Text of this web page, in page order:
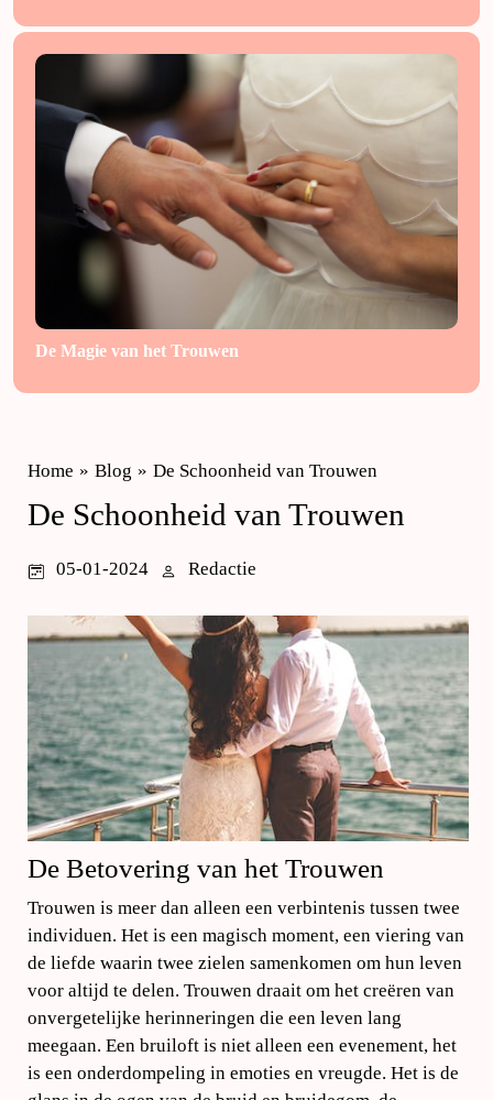
De Magie van het Trouwen
Home » Blog » De Schoonheid van Trouwen
De Schoonheid van Trouwen
05-01-2024 Redactie
De Betovering van het Trouwen
Trouwen is meer dan alleen een verbintenis tussen twee
individuen. Het is een magisch moment, een viering van
de liefde waarin twee zielen samenkomen om hun leven
voor altijd te delen. Trouwen draait om het creëren van
onvergetelijke herinneringen die een leven lang
meegaan. Een bruiloft is niet alleen een evenement, het
is een onderdompeling in emoties en vreugde. Het is de